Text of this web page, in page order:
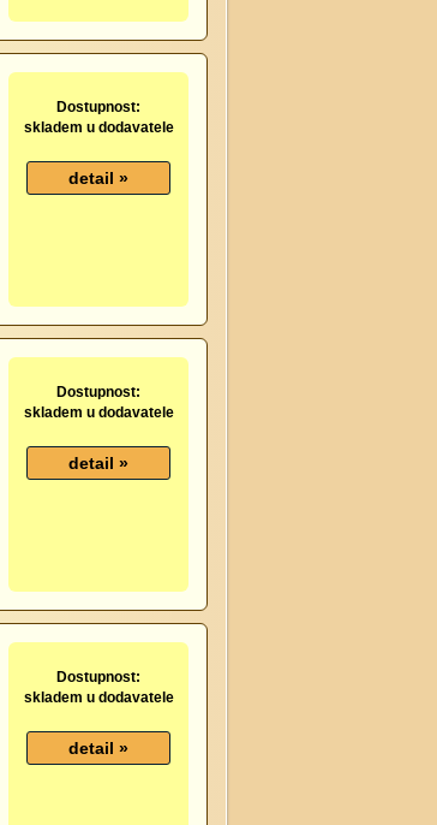
Dostupnost:
skladem u dodavatele
Dostupnost:
skladem u dodavatele
Dostupnost:
skladem u dodavatele